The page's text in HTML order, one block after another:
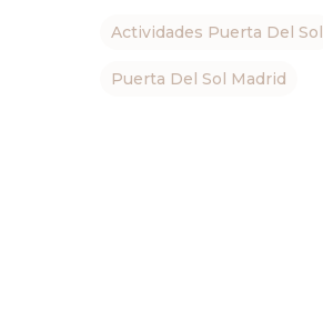
Actividades Puerta Del Sol
Puerta Del Sol Madrid